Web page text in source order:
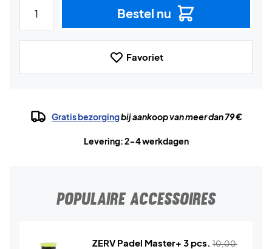
Bestel nu
Favoriet
Gratis bezorgingbij aankoop van meer dan 79 €
Levering: 2-4 werkdagen
POPULAIRE ACCESSOIRES
ZERV Padel Master+ 3 pcs. 10,00